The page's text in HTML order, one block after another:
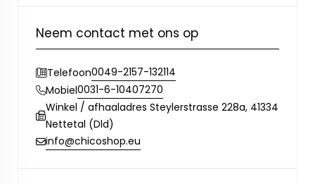
Neem contact met ons op
Telefoon0049-2157-132114
Mobiel0031-6-10407270
Winkel / afhaaladres Steylerstrasse 228a, 41334
Nettetal (Dld)
info@chicoshop.eu